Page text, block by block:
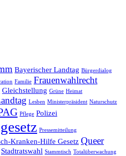
Bayerischer Landtag Bürgerdialog
Familie Frauenwahlrecht
Gleichstellung Grüne Heimat
Lesben Ministerpräsident Naturschutz
Pflege Polizei
Pressemitteilung
Kranken-Hilfe Gesetz Queer
Stadtratswahl Stammtisch Totalüberwachung